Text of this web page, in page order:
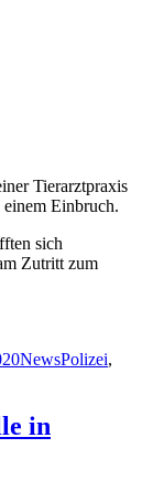
Tierarztpraxis
Einbruch.
sich
Zutritt zum
NewsPolizei,
in